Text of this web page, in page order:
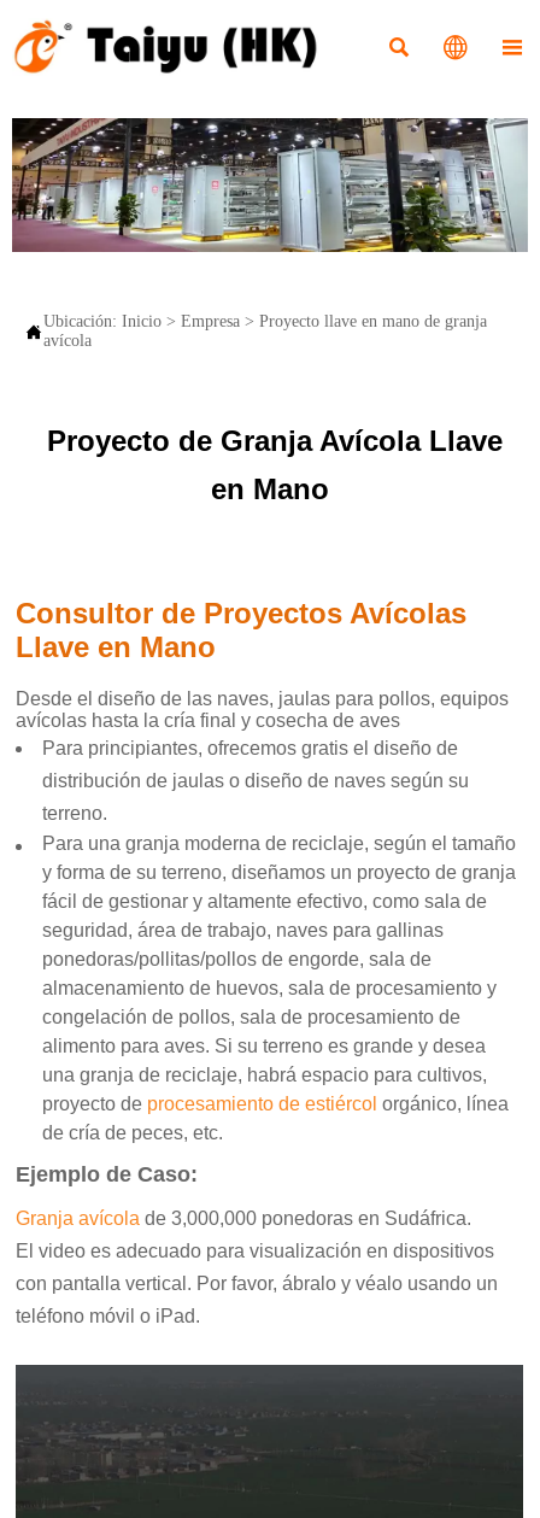
  
Ubicación: Inicio > Empresa > Proyecto llave en mano de granja
avícola
Proyecto de Granja Avícola Llave
en Mano
Consultor de Proyectos Avícolas
Llave en Mano
Desde el diseño de las naves, jaulas para pollos, equipos
avícolas hasta la cría final y cosecha de aves
Para principiantes, ofrecemos gratis el diseño de
distribución de jaulas o diseño de naves según su
terreno.
Para una granja moderna de reciclaje, según el tamaño
y forma de su terreno, diseñamos un proyecto de granja
fácil de gestionar y altamente efectivo, como sala de
seguridad, área de trabajo, naves para gallinas
ponedoras/pollitas/pollos de engorde, sala de
almacenamiento de huevos, sala de procesamiento y
congelación de pollos, sala de procesamiento de
alimento para aves. Si su terreno es grande y desea
una granja de reciclaje, habrá espacio para cultivos,
proyecto de procesamiento de estiércol orgánico, línea
de cría de peces, etc.
Ejemplo de Caso:
Granja avícola de 3,000,000 ponedoras en Sudáfrica.
El video es adecuado para visualización en dispositivos
con pantalla vertical. Por favor, ábralo y véalo usando un
teléfono móvil o iPad.